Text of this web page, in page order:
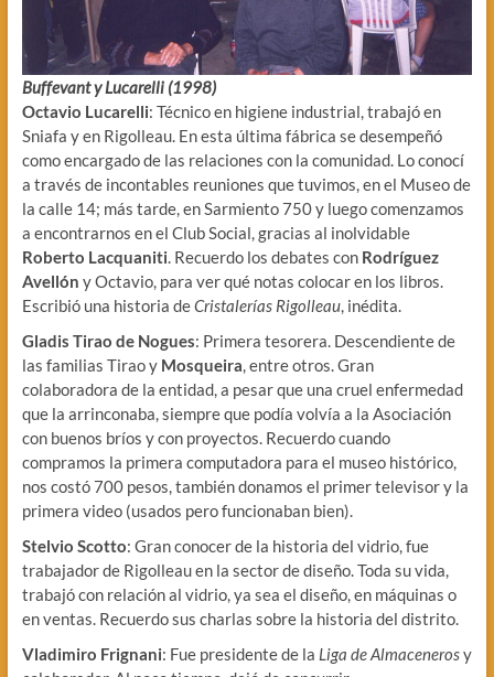
Buffevant y Lucarelli (1998)
Octavio Lucarelli: Técnico en higiene industrial, trabajó en
Sniafa y en Rigolleau. En esta última fábrica se desempeñó
como encargado de las relaciones con la comunidad. Lo conocí
a través de incontables reuniones que tuvimos, en el Museo de
la calle 14; más tarde, en Sarmiento 750 y luego comenzamos
a encontrarnos en el Club Social, gracias al inolvidable
Roberto Lacquaniti. Recuerdo los debates con Rodríguez
Avellón y Octavio, para ver qué notas colocar en los libros.
Escribió una historia deCristalerías Rigolleau, inédita.
Gladis Tirao de Nogues: Primera tesorera. Descendiente de
las familias Tirao y Mosqueira, entre otros. Gran
colaboradora de la entidad, a pesar que una cruel enfermedad
que la arrinconaba, siempre que podía volvía a la Asociación
con buenos bríos y con proyectos. Recuerdo cuando
compramos la primera computadora para el museo histórico,
nos costó 700 pesos, también donamos el primer televisor y la
primera video (usados pero funcionaban bien).
Stelvio Scotto: Gran conocer de la historia del vidrio, fue
trabajador de Rigolleau en la sector de diseño. Toda su vida,
trabajó con relación al vidrio, ya sea el diseño, en máquinas o
en ventas. Recuerdo sus charlas sobre la historia del distrito.
Vladimiro Frignani: Fue presidente de la Liga de Almacenerosy